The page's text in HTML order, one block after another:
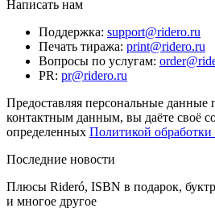
Написать нам
Поддержка: support@ridero.ru
Печать тиража: print@ridero.ru
Вопросы по услугам:
PR: pr@ridero.ru
Предоставляя персональные данные
контактным данным, вы даёте своё
определенных Политикой
Последние новости
Плюсы Rideró, ISBN в подарок,
и многое другое